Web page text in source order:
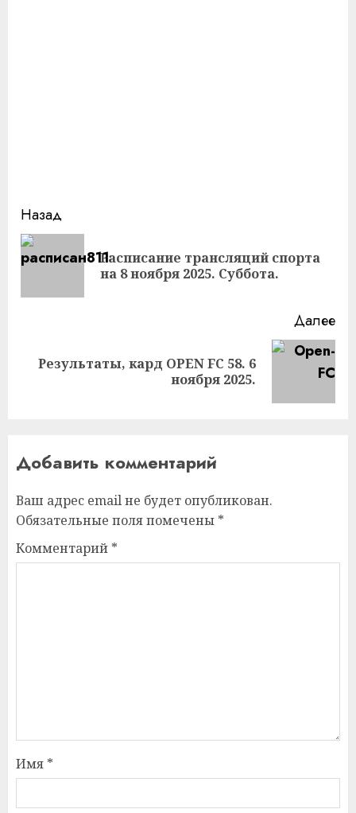
Продолжить
чтение
Назад
Расписание трансляций спорта
на 8 ноября 2025. Суббота.
Далее
Следующая
Результаты, кард OPEN FC 58. 6
ноября 2025.
Добавить комментарий
Ваш адрес email не будет опубликован.
Обязательные поля помечены *
Комментарий *
Имя *